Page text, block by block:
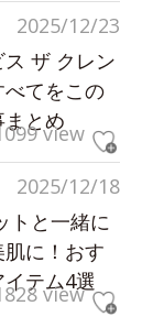
2025/12/23
ス ザ クレン
てをこの
とめview
2025/12/18
トと一緒に
に！おす
テム4選
view